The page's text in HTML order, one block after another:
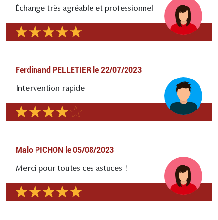
Échange très agréable et professionnel
Ferdinand PELLETIER le 22/07/2023
Intervention rapide
Malo PICHON le 05/08/2023
Merci pour toutes ces astuces !